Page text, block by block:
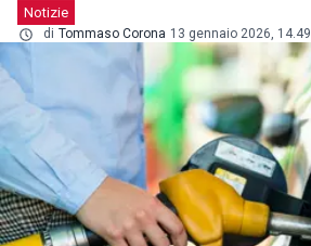
Notizie
di Tommaso Corona 13 gennaio 2026, 14.49